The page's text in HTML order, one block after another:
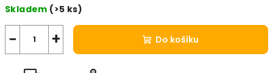
Skladem (>5 ks)
+
− Do košíku